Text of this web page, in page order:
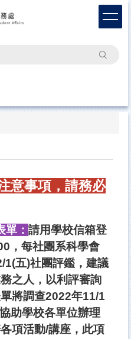
搜尋
意事項，請務必
： 請用學校信箱登
，每社團系科學會
1(五)社團評鑑，建議
之人，以利評審詢
將調查2022年11/1
助學校各單位辦理
項活動/講座，此項